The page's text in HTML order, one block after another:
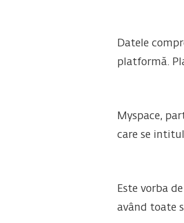
Datele
platformă.
Myspace,
care se
Este vorba
având toate